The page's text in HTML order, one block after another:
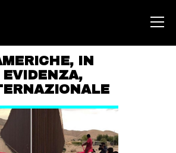
HOME
DEGENERAZIONE
,
IN
EVIDENZA,